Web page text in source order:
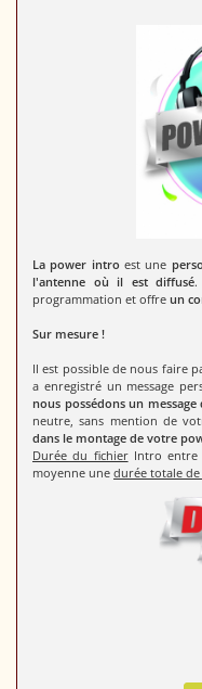
La power intro est une
l'antenne où il est diffusé.
programmation et offre un
Sur mesure !
Il est possible de nous faire
a enregistré un message
nous possédons un
neutre, sans mention de
dans le montage de votre
Durée du fichierIntro entre
moyenne une durée totale